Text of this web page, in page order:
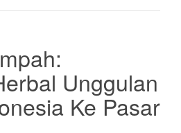
Unggulan
Ke Pasar